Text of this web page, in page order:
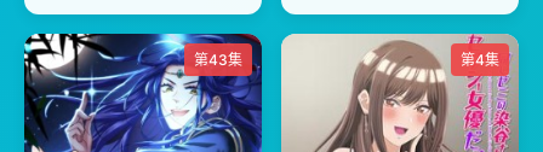
第43集 第4集